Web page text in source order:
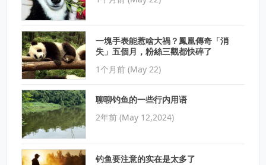
一塊手表能惹啥大禍？鳳凰傳奇「消
失」五個月，粉絲三觀都快碎了
1个月前 (May 22)
聊聊钓鱼的一些行内用语
2年前 (May 12,2024)
钓鱼要注意的实在是太多了